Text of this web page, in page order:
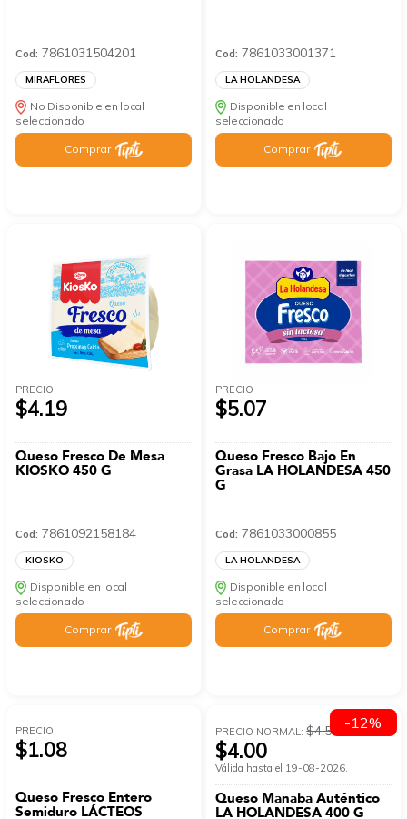
Cod: 7861031504201
MIRAFLORES
No Disponible en local
seleccionado
Comprar
Cod: 7861033001371
LA HOLANDESA
Disponible en local
seleccionado
Comprar
PRECIO
$4.19
Queso Fresco De Mesa
KIOSKO 450 G
Cod: 7861092158184
KIOSKO
Disponible en local
seleccionado
Comprar
PRECIO
$5.07
Queso Fresco Bajo En
Grasa LA HOLANDESA 450
G
Cod: 7861033000855
LA HOLANDESA
Disponible en local
seleccionado
Comprar
PRECIO
$1.08
Queso Fresco Entero
Semiduro LÁCTEOS
PRECIO NORMAL:$4.55
$4.00
Válida hasta el 19-08-2026.
Queso Manaba Auténtico
LA HOLANDESA 400 G
-12%